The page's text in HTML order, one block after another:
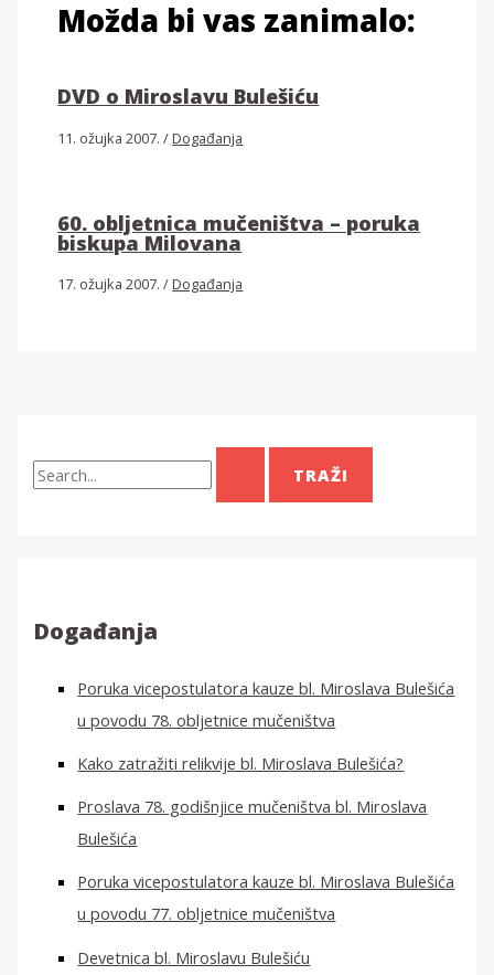
Možda bi vas zanimalo:
DVD o Miroslavu Bulešiću
11. ožujka 2007./Događanja
60. obljetnica mučeništva – poruka
biskupa Milovana
17. ožujka 2007./Događanja
T
r
:Događanja
Poruka vicepostulatora kauze bl. Miroslava Bulešića
u povodu 78. obljetnice mučeništva
Kako zatražiti relikvije bl. Miroslava Bulešića?
Proslava 78. godišnjice mučeništva bl. Miroslava
Bulešića
Poruka vicepostulatora kauze bl. Miroslava Bulešića
u povodu 77. obljetnice mučeništva
Devetnica bl. Miroslavu Bulešiću